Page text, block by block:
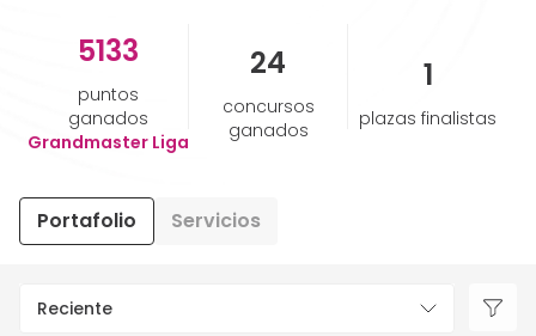
AYUDA Y SOPORTE
TÉRMINOS Y CONDICIONES
CONTÁCTANOS
Nuevo diseño
5133
puntos
ganados
Grandmaster Liga
24
concursos
ganados
1
plazas finalistas
Portafolio Servicios
Reciente